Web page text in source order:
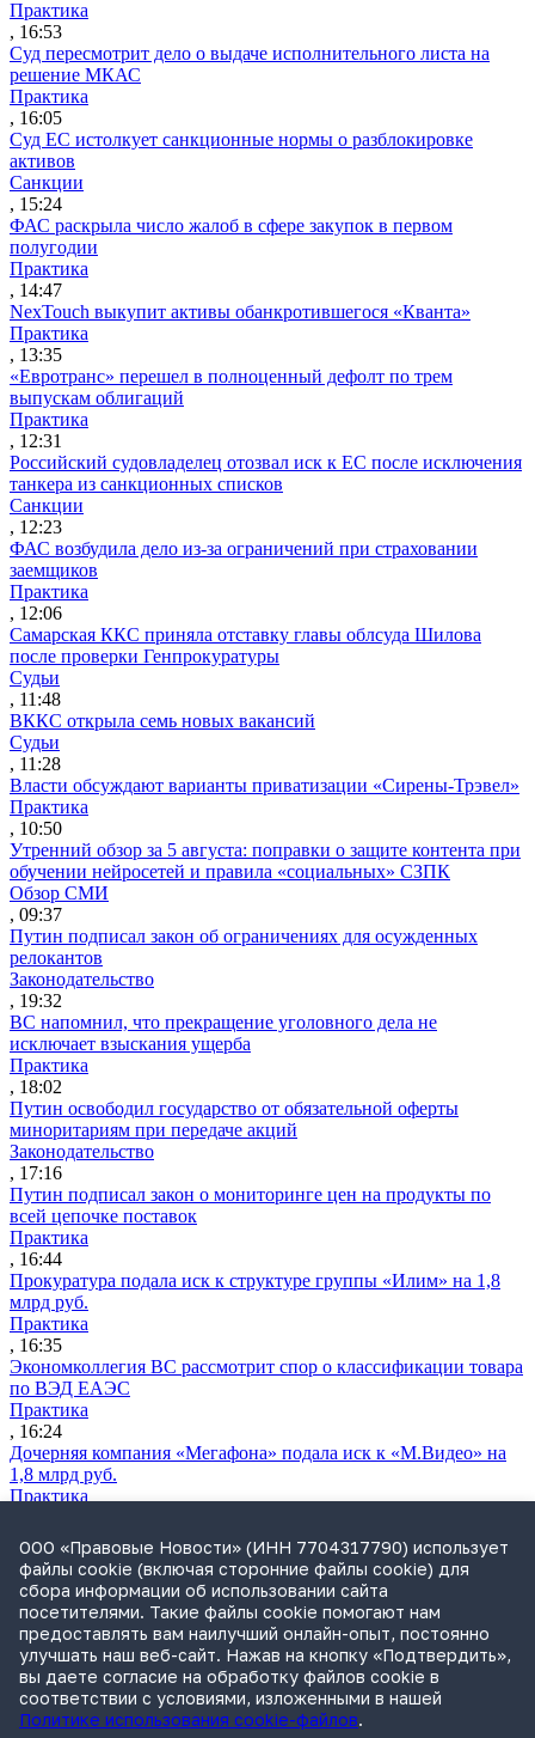
Практика
, 16:53
Суд пересмотрит дело о выдаче исполнительного листа на
решение МКАС
Практика
, 16:05
Суд ЕС истолкует санкционные нормы о разблокировке
активов
Санкции
, 15:24
ФАС раскрыла число жалоб в сфере закупок в первом
полугодии
Практика
, 14:47
NexTouch выкупит активы обанкротившегося «Кванта»
Практика
, 13:35
«Евротранс» перешел в полноценный дефолт по трем
выпускам облигаций
Практика
, 12:31
Российский судовладелец отозвал иск к ЕС после исключения
танкера из санкционных списков
Санкции
, 12:23
ФАС возбудила дело из-за ограничений при страховании
заемщиков
Практика
, 12:06
Самарская ККС приняла отставку главы облсуда Шилова
после проверки Генпрокуратуры
Судьи
, 11:48
ВККС открыла семь новых вакансий
Судьи
, 11:28
Власти обсуждают варианты приватизации «Сирены-Трэвел»
Практика
, 10:50
Утренний обзор за 5 августа: поправки о защите контента при
обучении нейросетей и правила «социальных» СЗПК
Обзор СМИ
, 09:37
Путин подписал закон об ограничениях для осужденных
релокантов
Законодательство
, 19:32
ВС напомнил, что прекращение уголовного дела не
исключает взыскания ущерба
Практика
, 18:02
Путин освободил государство от обязательной оферты
миноритариям при передаче акций
Законодательство
, 17:16
Путин подписал закон о мониторинге цен на продукты по
всей цепочке поставок
Практика
, 16:44
Прокуратура подала иск к структуре группы «Илим» на 1,8
млрд руб.
Практика
, 16:35
Экономколлегия ВС рассмотрит спор о классификации товара
по ВЭД ЕАЭС
Практика
, 16:24
Дочерняя компания «Мегафона» подала иск к «М.Видео» на
1,8 млрд руб.
Практика
СИП проверит отмену патента на систему управления
устройствами после возражений «Яндекса»
Практика
, 15:17
Суды 10 стран рассматривают иски российской «дочки»
Google о возврате дивидендов
Международная практика
, 14:09
ООО «Правовые Новости» (ИНН 7704317790) использует
файлы cookie (включая сторонние файлы cookie) для
сбора информации об использовании сайта
посетителями. Такие файлы cookie помогают нам
предоставлять вам наилучший онлайн-опыт, постоянно
улучшать наш веб-сайт. Нажав на кнопку «Подтвердить»,
вы даете согласие на обработку файлов cookie в
соответствии с условиями, изложенными в нашей
Политике использования cookie-файлов.